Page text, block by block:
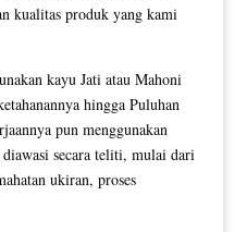
kualitas produk yang kami
kayu Jati atau Mahoni
hingga Puluhan
pun menggunakan
secara teliti, mulai dari
ukiran, proses